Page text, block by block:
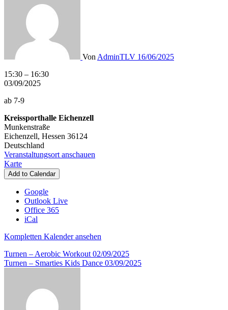
Von AdminTLV 16/06/2025
Turnen
-
15:30 – 16:30
03/09/2025
ab 7-9
Kreissporthalle Eichenzell
Munkenstraße
Eichenzell, Hessen 36124
Deutschland
Veranstaltungsort anschauen
KarteKreissporthalle
Eichenzell
Add to Calendar
Google
Outlook Live
Office 365
iCal
Kompletten Kalender ansehen
Beitragsnavigation
Turnen – Aerobic Workout 02/09/2025
Turnen – Smarties Kids Dance 03/09/2025